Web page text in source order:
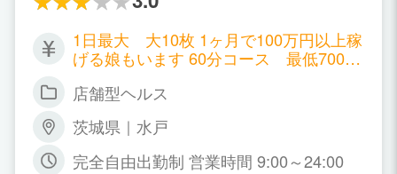
女の子のサｰビスが少ないお店!】 【キスがで
きればОK!!】 レッスンワンは茨城でとにかく
一番サｰビスが少ないのに高収入が稼げる事を
約束します!! お店が学校!!楽しく、遊び感覚で
お仕事ができるのは【レッスンワン】だけの
特典です!! 可愛い制服を各種取り揃えており
ます。 毎日コスプレ気分で働けますよ! 女子
校生をイメｰジしてお店作りをしておりますの
で、お客様が求めるのは、ただ一つ! 【制服】
1日最大 大10枚 1ヶ月で100万円以上稼
げる娘もいます 60分コース 最低7000
1500円
店舗型ヘルス
茨城県｜水戸
完全自由出勤制 営業時間 9:00～24:00